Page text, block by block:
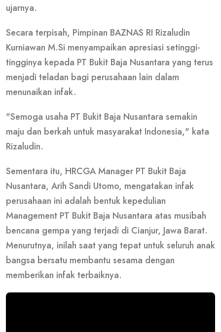
ujarnya.
Secara terpisah, Pimpinan BAZNAS RI Rizaludin
Kurniawan M.Si menyampaikan apresiasi setinggi-
tingginya kepada PT Bukit Baja Nusantara yang terus
menjadi teladan bagi perusahaan lain dalam
menunaikan infak.
"Semoga usaha PT Bukit Baja Nusantara semakin
maju dan berkah untuk masyarakat Indonesia," kata
Rizaludin.
Sementara itu, HRCGA Manager PT Bukit Baja
Nusantara, Arih Sandi Utomo, mengatakan infak
perusahaan ini adalah bentuk kepedulian
Management PT Bukit Baja Nusantara atas musibah
bencana gempa yang terjadi di Cianjur, Jawa Barat.
Menurutnya, inilah saat yang tepat untuk seluruh anak
bangsa bersatu membantu sesama dengan
memberikan infak terbaiknya.